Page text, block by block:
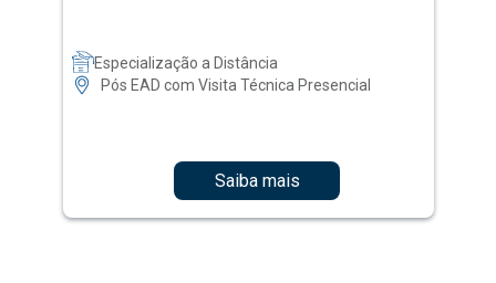
Especialização a Distância
Pós EAD com Visita Técnica Presencial
Saiba mais